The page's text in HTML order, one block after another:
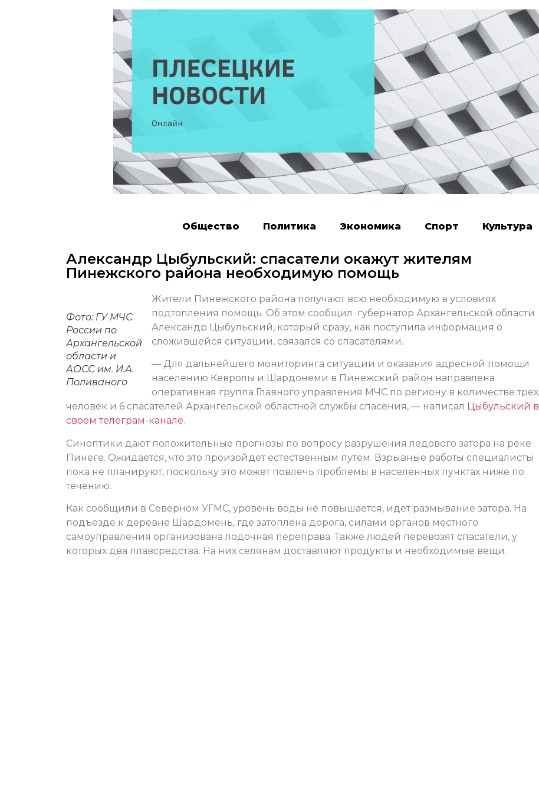
Общество Политика Экономика Спорт Культура
Александр Цыбульский: спасатели окажут жителям
Пинежского района необходимую помощь
Фото: ГУ МЧС
России по
Архангельской
области и
АОСС им. И.А.
Поливаного
Жители Пинежского района получают всю необходимую в условиях
подтопления помощь. Об этом сообщил губернатор Архангельской области
Александр Цыбульский, который сразу, как поступила информация о
сложившейся ситуации, связался со спасателями.
— Для дальнейшего мониторинга ситуации и оказания адресной помощи
населению Кевролы и Шардонеми в Пинежский район направлена
оперативная группа Главного управления МЧС по региону в количестве трех
человек и 6 спасателей Архангельской областной службы спасения, — написал Цыбульский в
своем телеграм-канале.
Синоптики дают положительные прогнозы по вопросу разрушения ледового затора на реке
Пинеге. Ожидается, что это произойдет естественным путем. Взрывные работы специалисты
пока не планируют, поскольку это может повлечь проблемы в населенных пунктах ниже по
течению.
Как сообщили в Северном УГМС, уровень воды не повышается, идет размывание затора. На
подъезде к деревне Шардомень, где затоплена дорога, силами органов местного
самоуправления организована лодочная переправа. Также людей перевозят спасатели, у
которых два плавсредства. На них селянам доставляют продукты и необходимые вещи.